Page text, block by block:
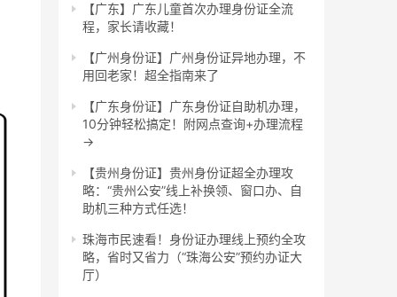
【广东】广东儿童首次办理身份证全流
程，家长请收藏！
【广州身份证】广州身份证异地办理，不
用回老家！超全指南来了
【广东身份证】广东身份证自助机办理，
10分钟轻松搞定！附网点查询+办理流程
→
【贵州身份证】贵州身份证超全办理攻
略：“贵州公安”线上补换领、窗口办、自
助机三种方式任选！
珠海市民速看！身份证办理线上预约全攻
略，省时又省力（“珠海公安”预约办证大
厅）